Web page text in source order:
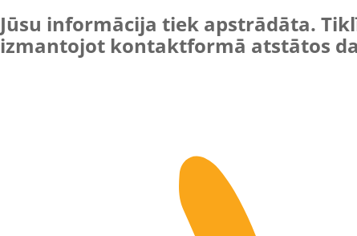
Jūsu informācija tiek apstrādāta.
izmantojot kontaktformā atstātos